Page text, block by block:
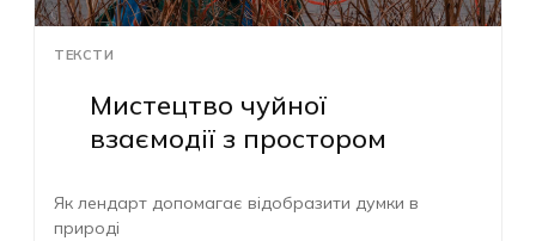
ТЕКСТИ
Мистецтво чуйної
взаємодії з простором
Як лендарт допомагає відобразити думки в
природі